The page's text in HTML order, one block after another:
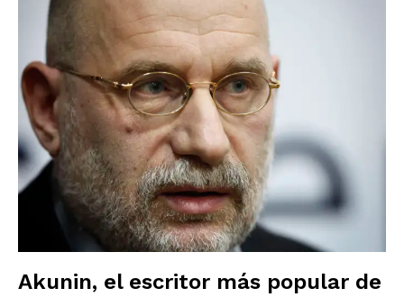
Akunin, el escritor más popular de